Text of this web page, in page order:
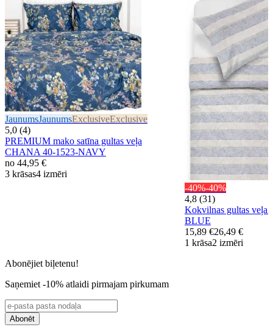
JaunumsJaunumsExclusiveExclusive
5,0 (4)
PREMIUM mako satīna gultas veļa
CHANA 40-1523-NAVY
no 44,95 €
3 krāsas4 izmēri
-40%-40%
4,8 (31)
Kokvilnas gultas veļa
BLUE
15,89 €26,49 €
1 krāsa2 izmēri
Abonējiet biļetenu!
Saņemiet -10% atlaidi pirmajam pirkumam
Abonēt